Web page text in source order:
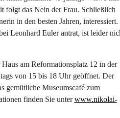
folgt das Nein der Frau. Schließlich
in den besten Jahren, interessiert.
Leonhard Euler antrat, ist leider
am Reformationsplatz 12 in der
von 15 bis 18 Uhr geöffnet. Der
gemütliche Museumscafé zum
finden Sie unterwww.nikolai-